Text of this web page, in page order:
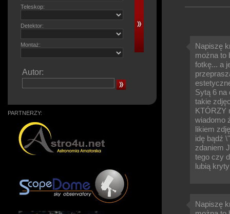
Teleskop:
Detektor:
Montaż:
Autor:
PARTNERZY:
Napiszę
można to
fotkę... a
Sytą 6 na
takie
KTÓRZY
wiadomo
likiem
idę bądź
zdaniem
tego czy
lubią
Napiszę